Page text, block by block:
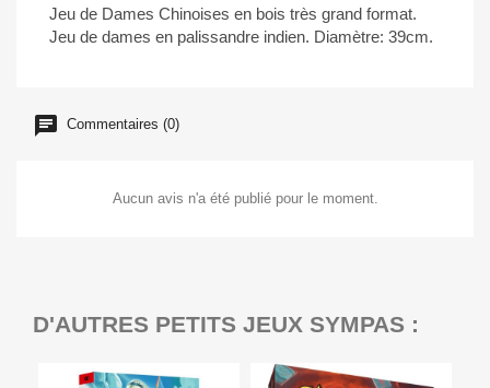
Jeu de Dames Chinoises en bois très grand format.
Jeu de dames en palissandre indien. Diamètre: 39cm.
Commentaires (0)
Aucun avis n'a été publié pour le moment.
D'AUTRES PETITS JEUX SYMPAS :